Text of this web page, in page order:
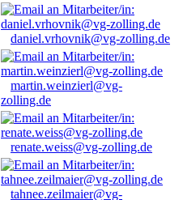
daniel.vrhovnik@vg-zolling.de
martin.weinzierl@vg-
zolling.de
renate.weiss@vg-zolling.de
tahnee.zeilmaier@vg-